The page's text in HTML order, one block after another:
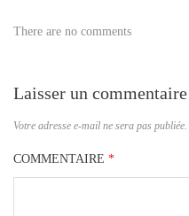
There are no comments
Laisser un commentaire
Votre adresse e-mail ne sera pas publiée.
COMMENTAIRE *